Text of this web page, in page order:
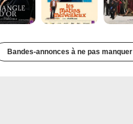
Bandes-annonces à ne pas manquer